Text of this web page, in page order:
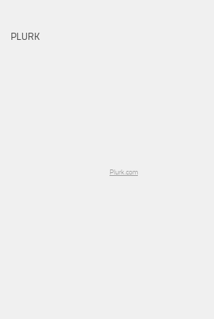
PLURK
Plurk.com